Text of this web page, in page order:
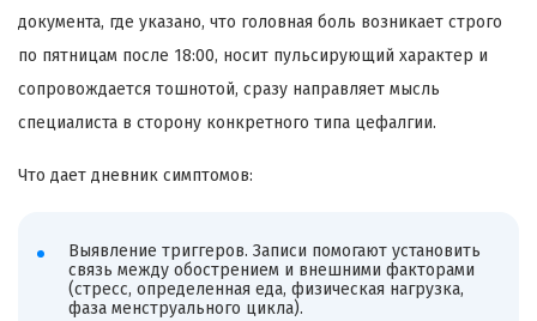
документа, где указано, что головная боль возникает строго
по пятницам после 18:00, носит пульсирующий характер и
сопровождается тошнотой, сразу направляет мысль
специалиста в сторону конкретного типа цефалгии.
Что дает дневник симптомов:
Выявление триггеров. Записи помогают установить
связь между обострением и внешними факторами
(стресс, определенная еда, физическая нагрузка,
фаза менструального цикла).